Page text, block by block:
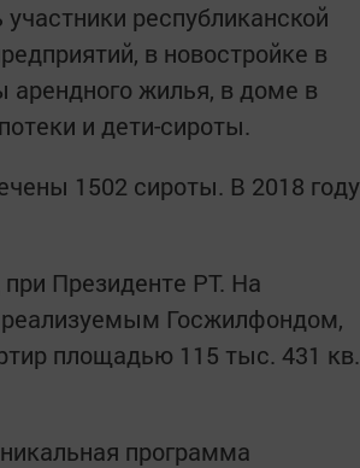
республиканской
в новостройке в
арендного жилья, в доме в
и дети-сироты.
1502 сироты. В 2018 году
Президенте РТ. На
Госжилфондом,
площадью 115 тыс. 431 кв.
программа